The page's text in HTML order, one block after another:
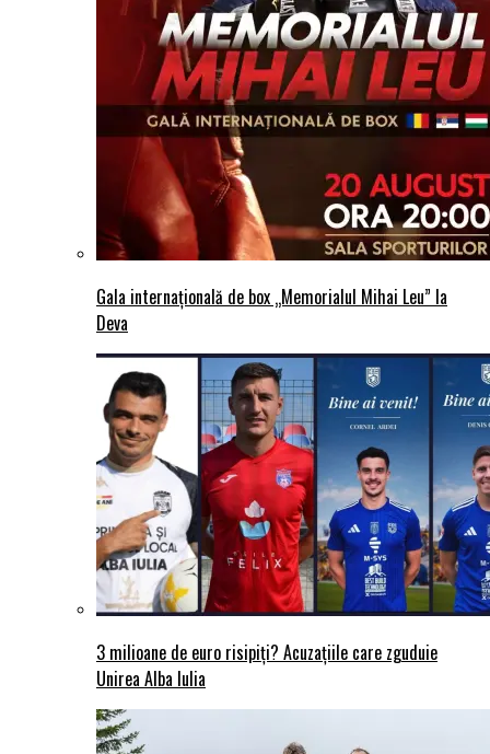
Gala internațională de box „Memorialul Mihai Leu” la
Deva
3 milioane de euro risipiți? Acuzațiile care zguduie
Unirea Alba Iulia